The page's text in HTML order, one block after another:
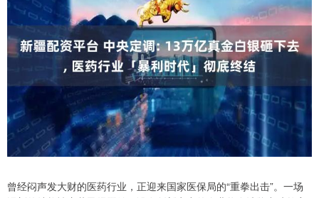
曾经闷声发大财的医药行业，正迎来国家医保局的“重拳出击”。一场